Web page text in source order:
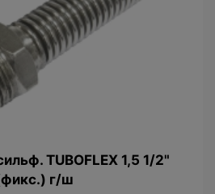
TUBOFLEX 1,5 1/2"
г/ш